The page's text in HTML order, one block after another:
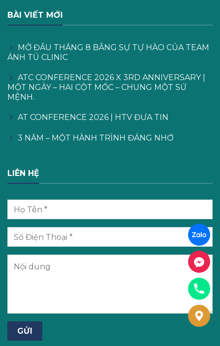
BÀI VIẾT MỚI
MỞ ĐẦU THÁNG 8 BẰNG SỰ TỰ HÀO CỦA TEAM
ÁNH TÚ CLINIC
ATC CONFERENCE 2026 X 3RD ANNIVERSARY |
MỘT NGÀY – HAI CỘT MỐC – CHUNG MỘT SỨ
MỆNH.
AT CONFERENCE 2026 | HTV ĐƯA TIN
3 NĂM – MỘT HÀNH TRÌNH ĐÁNG NHỚ
LIÊN HỆ